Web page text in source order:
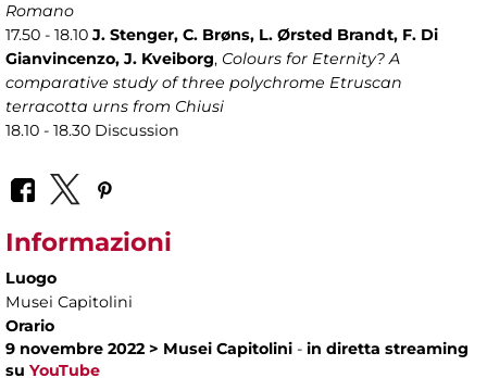
Romano
17.50 - 18.10 J. Stenger, C. Brøns, L. Ørsted Brandt, F. Di
Gianvincenzo, J. Kveiborg, Colours for Eternity? A
comparative study of three polychrome Etruscan
terracotta urns from Chiusi
18.10 - 18.30 Discussion
Informazioni
Luogo
Musei Capitolini
Orario
9 novembre 2022 > Musei Capitolini - in diretta streaming
su YouTube